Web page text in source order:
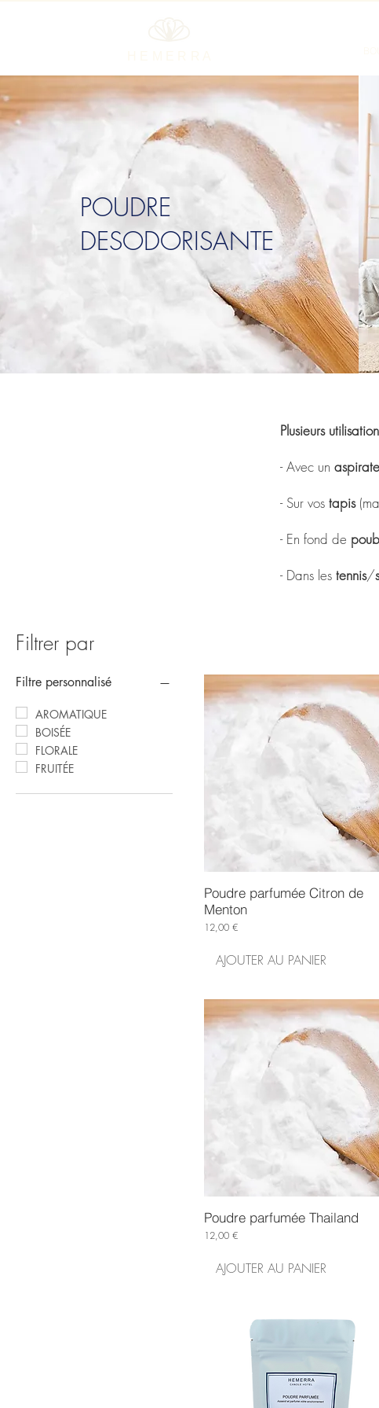
POUDRE
DESODORISANTE
Plusieurs
- Avec un
- Sur vos tapis
- En fond de
- Dans les tennis/
Filtrer par
Filtre personnalisé
AROMATIQUE
BOISÉE
FLORALE
FRUITÉE
Poudre parfumée Citron de
Menton
Prix
12,00 €
AJOUTER AU PANIER
Poudre parfumée Thailand
Prix
12,00 €
AJOUTER AU PANIER